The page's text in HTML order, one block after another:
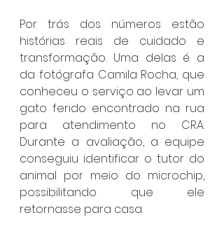
Por trás dos números estão
histórias reais de cuidado e
transformação. Uma delas é a
da fotógrafa Camila Rocha, que
conheceu o serviço ao levar um
gato ferido encontrado na rua
para atendimento no CRA.
Durante a avaliação, a equipe
conseguiu identificar o tutor do
animal por meio do microchip,
possibilitando que ele
retornasse para casa.